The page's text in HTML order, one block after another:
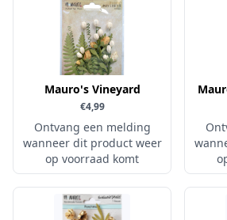
wow
Yvonne Creations
Barto Design
Collall
hobbygros
Joep by Carla
Kleurlab
Olba
Pan Pastel
Mauro's Vineyard
€4,99
Ontvang een melding
wanneer dit product weer
op voorraad komt